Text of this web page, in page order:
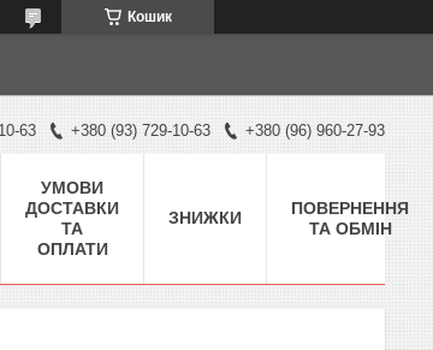
Кошик
63 +380 (93) 729-10-63 +380 (96) 960-27-93
УМОВИ
ДОСТАВКИ
ТА
ОПЛАТИ
ЗНИЖКИ
ПОВЕРНЕННЯ
ТА ОБМІН